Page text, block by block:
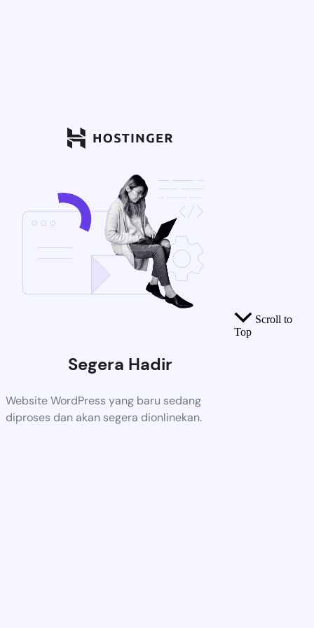
Segera Hadir
Website WordPress yang baru sedang
diproses dan akan segera dionlinekan.
Scroll to
Top